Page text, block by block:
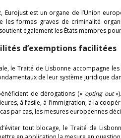
Eurojust est un organe de l’Union
les formes graves de criminalité
également les États membres
d’exemptions facilitées
le Traité de Lisbonne accompagne
de leur système juridique
de dérogations (« opting out
à l’asile, à l’immigration, à la
par cas, les mesures européennes
tout blocage, le Traité de